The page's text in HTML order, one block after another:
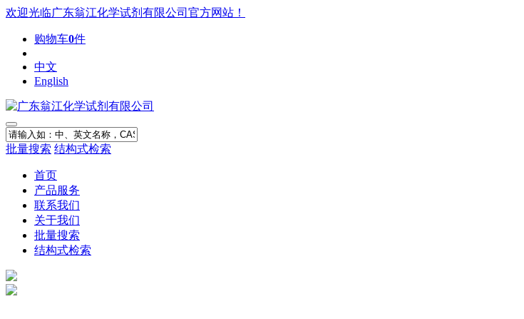
欢迎光临广东翁江化学试剂有限公司官方网站！
购物车0件
中文
English
批量搜索 结构式检索
首页
产品服务
联系我们
关于我们
批量搜索
结构式检索